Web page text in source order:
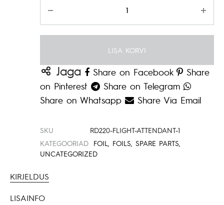
LISA KORVI
Jaga Share on Facebook
Share
on Pinterest
Share on Telegram
Share on Whatsapp
Share Via Email
SKU
RD220-FLIGHT-ATTENDANT-1
KATEGOORIAD
FOIL FOILS SPARE PARTS
UNCATEGORIZED
KIRJELDUS
LISAINFO